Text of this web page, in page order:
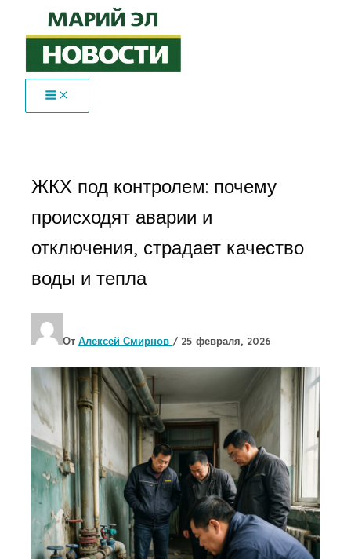
Перейти
содержимому
ЖКХ под контролем: почему
происходят аварии и
отключения, страдает качество
воды и тепла
От Алексей Смирнов / 25 февраля, 2026